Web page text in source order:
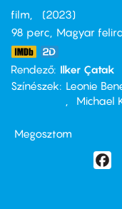
film
2023
98 perc,
Magyar
Rendező Ilker Çatak
Színészek
Leonie
Michael
Megosztom